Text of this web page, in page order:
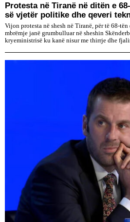
Protesta në Tiranë në ditën e
së vjetër politike dhe qeveri
Vijon protesta në shesh në Tiranë, për të 68-
mbrëmje janë grumbulluar në sheshin
kryeministrisë ku kanë nisur me thirrje dhe